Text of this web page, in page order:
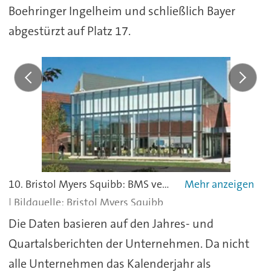
Boehringer Ingelheim und schließlich Bayer
abgestürzt auf Platz 17.
10. Bristol Myers Squibb: BMS verbuchte einen Umsatz von 48,2 Milliarden US-Dollar, sieht sich jedoch mit starkem Druck durch Patentabläufe bei älteren Medikamenten konfrontiert. Obwohl neuere Produkte wie Opdualag und Breyanzi zweistellige Zuwächse verzeichneten, konnten sie die Verluste bei Legacy-Produkten wie Revlimid noch nicht vollständig auffangen.
Bristol Myers Squibb
Die Daten basieren auf den Jahres- und
Quartalsberichten der Unternehmen. Da nicht
alle Unternehmen das Kalenderjahr als